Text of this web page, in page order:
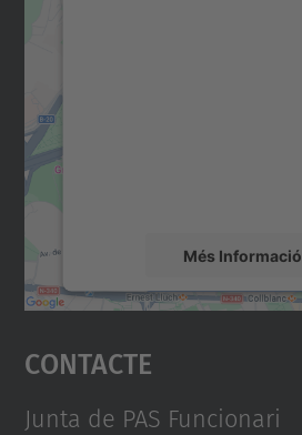
Més Informació
Accepta
powered by
Contacte
Junta de PAS Funcionari